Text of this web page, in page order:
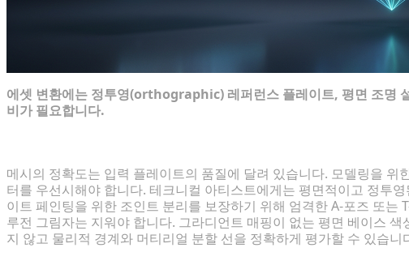
에셋 변환에는 정투영(orthographic) 레퍼런스 플레이트, 평면 조명
비가 필요합니다.
메시의 정확도는 입력 플레이트의 품질에 달려 있습니다. 모델링을
터를 우선시해야 합니다. 테크니컬 아티스트에게는 평면적이고 정투
이트 페인팅을 위한 조인트 분리를 보장하기 위해 엄격한 A-포즈 또는
루전 그림자는 지워야 합니다. 그라디언트 매핑이 없는 평면 베이스
지 않고 물리적 경계와 머티리얼 분할 선을 정확하게 평가할 수 있습니